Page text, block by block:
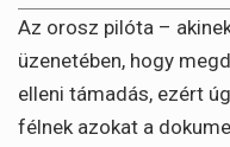
Az orosz pilóta –
üzenetében, hogy
elleni támadás, ezért
félnek azokat a